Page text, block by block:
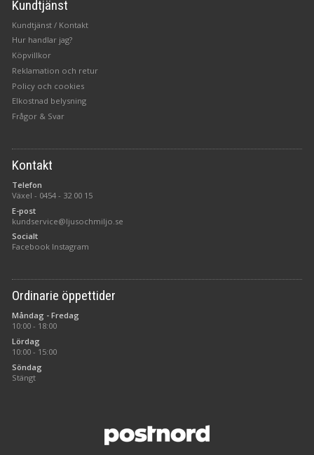
Kundtjänst
Kundtjänst / Kontakt
Hur handlar jag?
Köpvillkor
Reklamation och retur
Policy och cookies
Elkostnad belysning
Frågor & Svar
Kontakt
Telefon
Växel - 0454 - 32 00 15
E-post
kundservice@ljusochmiljo.se
Socialt
Facebook Instagram
Ordinarie öppettider
Måndag - Fredag
10:00 - 18:00
Lördag
10:00 - 15:00
Söndag
Stängt